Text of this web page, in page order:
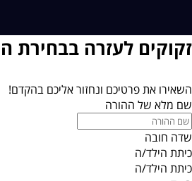
זקוקים לעזרה בבחירת
השאירו את פרטיכם ונחזור אליכם בהקדם!
שם מלא של ההורה
שדה חובה
כיתת הילד/ה
כיתת הילד/ה